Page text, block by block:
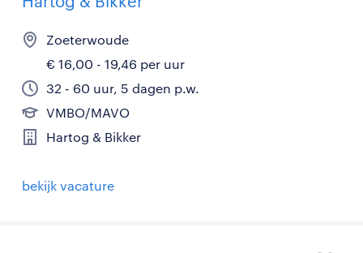
Zoeterwoude
€ 16,00 - 19,46 per uur
32 - 60 uur, 5 dagen p.w.
VMBO/MAVO
Hartog & Bikker
bekijk vacature